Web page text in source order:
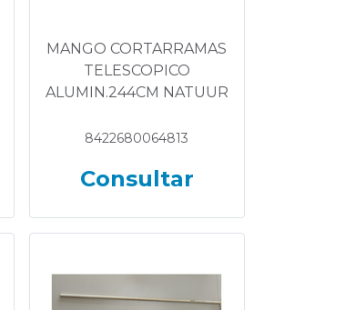
MANGO CORTARRAMAS
TELESCOPICO
ALUMIN.244CM NATUUR
8422680064813
Consultar